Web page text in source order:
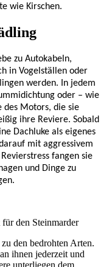
wie Kirschen.
zu Autokabeln,
in Vogelställen oder
werden. In jedem
oder – wie
des Motors, die sie
ihre Reviere. Sobald
Dachluke als eigenes
mit aggressivem
fangen sie
und Dinge zu
den Steinmarder
den bedrohten Arten.
ihnen jederzeit und